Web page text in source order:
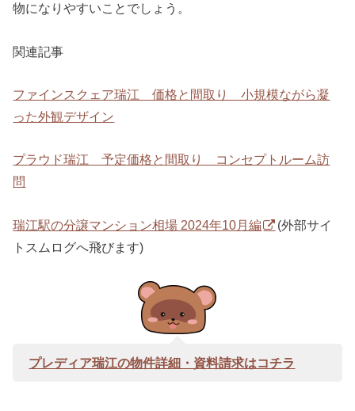
物になりやすいことでしょう。
関連記事
ファインスクェア瑞江 価格と間取り 小規模ながら凝
った外観デザイン
プラウド瑞江 予定価格と間取り コンセプトルーム訪
問
瑞江駅の分譲マンション相場 2024年10月編
(外部サイ
トスムログへ飛びます)
プレディア瑞江の物件詳細・資料請求はコチラ